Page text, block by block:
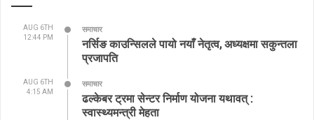
AUG 6TH
12:44 PM
समाचार
नर्सिङ काउन्सिलले पायो नयाँ नेतृत्व, अध्यक्षमा सकुन्तला
प्रजापति
AUG 6TH
4:15 AM
समाचार
ढल्केबर ट्रमा सेन्टर निर्माण योजना यथावत् :
स्वास्थ्यमन्त्री मेहता